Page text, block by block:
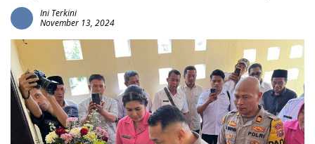
Ini Terkini
November 13, 2024